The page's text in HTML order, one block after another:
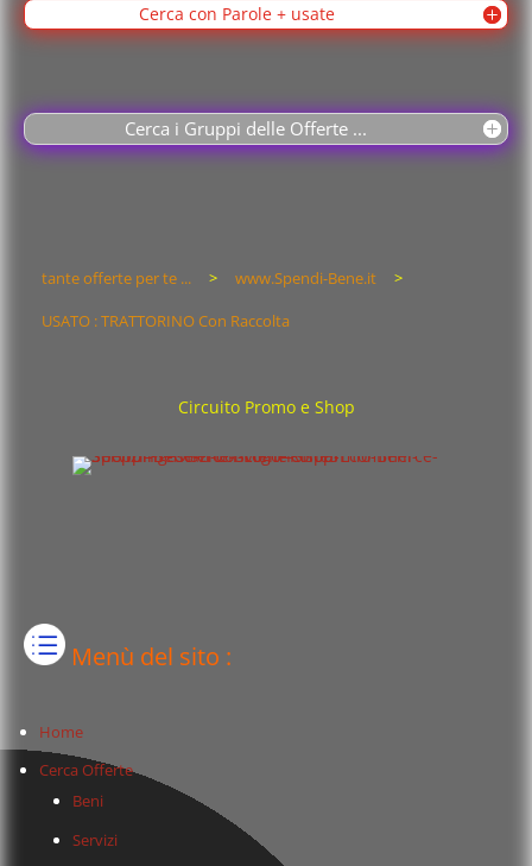
Cerca con Parole + usate
Cerca i Gruppi delle Offerte ...
tante offerte per te ... > www.Spendi-Bene.it
>
USATO : TRATTORINO Con Raccolta
Circuito Promo e Shop
Menù del sito :
Home
Cerca Offerte
Beni
Servizi